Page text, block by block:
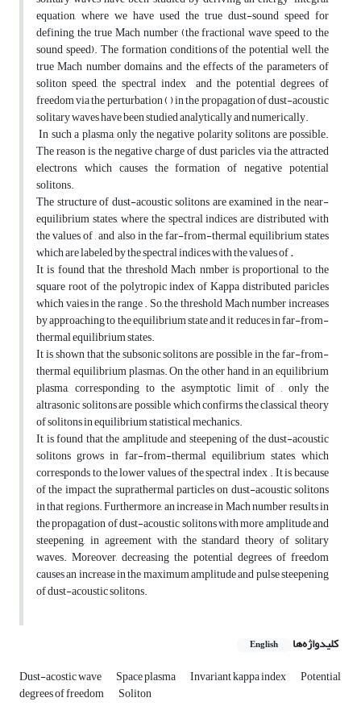
equation, where we have used the true dust-sound speed for
defining the true Mach number (the fractional wave speed to the
sound speed). The formation conditions of the potential well, the
true Mach number domains, and the effects of the parameters of
soliton speed, the spectral index and the potential degrees of
freedom via the perturbation ( ) in the propagation of dust-acoustic
solitary waves have been studied analytically and numerically.
In such a plasma, only the negative polarity solitons are possible.
The reason is the negative charge of dust paricles via the attracted
electrons, which causes the formation of negative potential
solitons.
The structure of dust-acoustic solitons are examined in the near-
equilibrium states, where the spectral indices are distributed with
the values of , and also in the far-from-thermal equilibrium states
which are labeled by the spectral indices with the values of.
It is found that the threshold Mach nmber is proportional to the
square root of the polytropic index of Kappa distributed paricles
which vaies in the range . So, the threshold Mach number increases
by approaching to the equilibrium state and it reduces in far-from-
thermal equilibrium states.
It is shown that the subsonic solitons are possible in the far-from-
thermal equilibrium plasmas. On the other hand, in an equilibrium
plasma, corresponding to the asymptotic limit of , only the
altrasonic solitons are possible which confirms the classical theory
of solitons in equilibrium statistical mechanics.
It is found that the amplitude and steepening of the dust-acoustic
solitons grows in far-from-thermal equilibrium states, which
corresponds to the lower values of the spectral index . It is because
of the impact the suprathermal particles on dust-acoustic solitons
in that regions. Furthermore, an increase in Mach number results in
the propagation of dust-acoustic solitons with more amplitude and
steepening, in agreement with the standard theory of solitary
waves. Moreover, decreasing the potential degrees of freedom
causes an increase in the maximum amplitude and pulse steepening
of dust-acoustic solitons.
کلیدواژه‌ها English
Dust-acostic wave Space plasma Invariant kappa index Potential
degrees of freedom Soliton